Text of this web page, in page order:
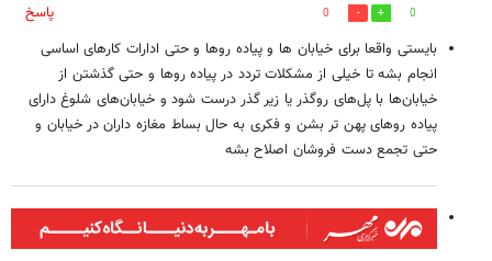
0
0
پاسخ
بایستی واقعا برای خیابان ها و پیاده روها و حتی ادارات کارهای اساسی
انجام بشه تا خیلی از مشکلات تردد در پیاده روها و حتی گذشتن از
خیابان‌ها با پل‌های روگذر یا زیر گذر درست شود و خیابان‌های شلوغ دارای
پیاده روهای پهن تر بشن و فکری به حال بساط مغازه داران در خیابان و
حتی تجمع دست فروشان اصلاح بشه